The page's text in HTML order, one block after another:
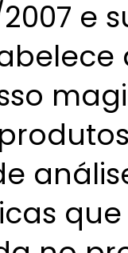
2007 e